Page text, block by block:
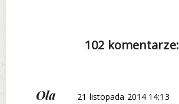
102 komentarze:
Ola
21 listopada 2014 14:13